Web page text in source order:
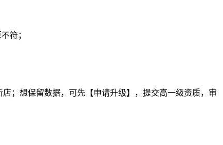
符；
店；想保留数据，可先【申请升级】，提交高一级资质，审